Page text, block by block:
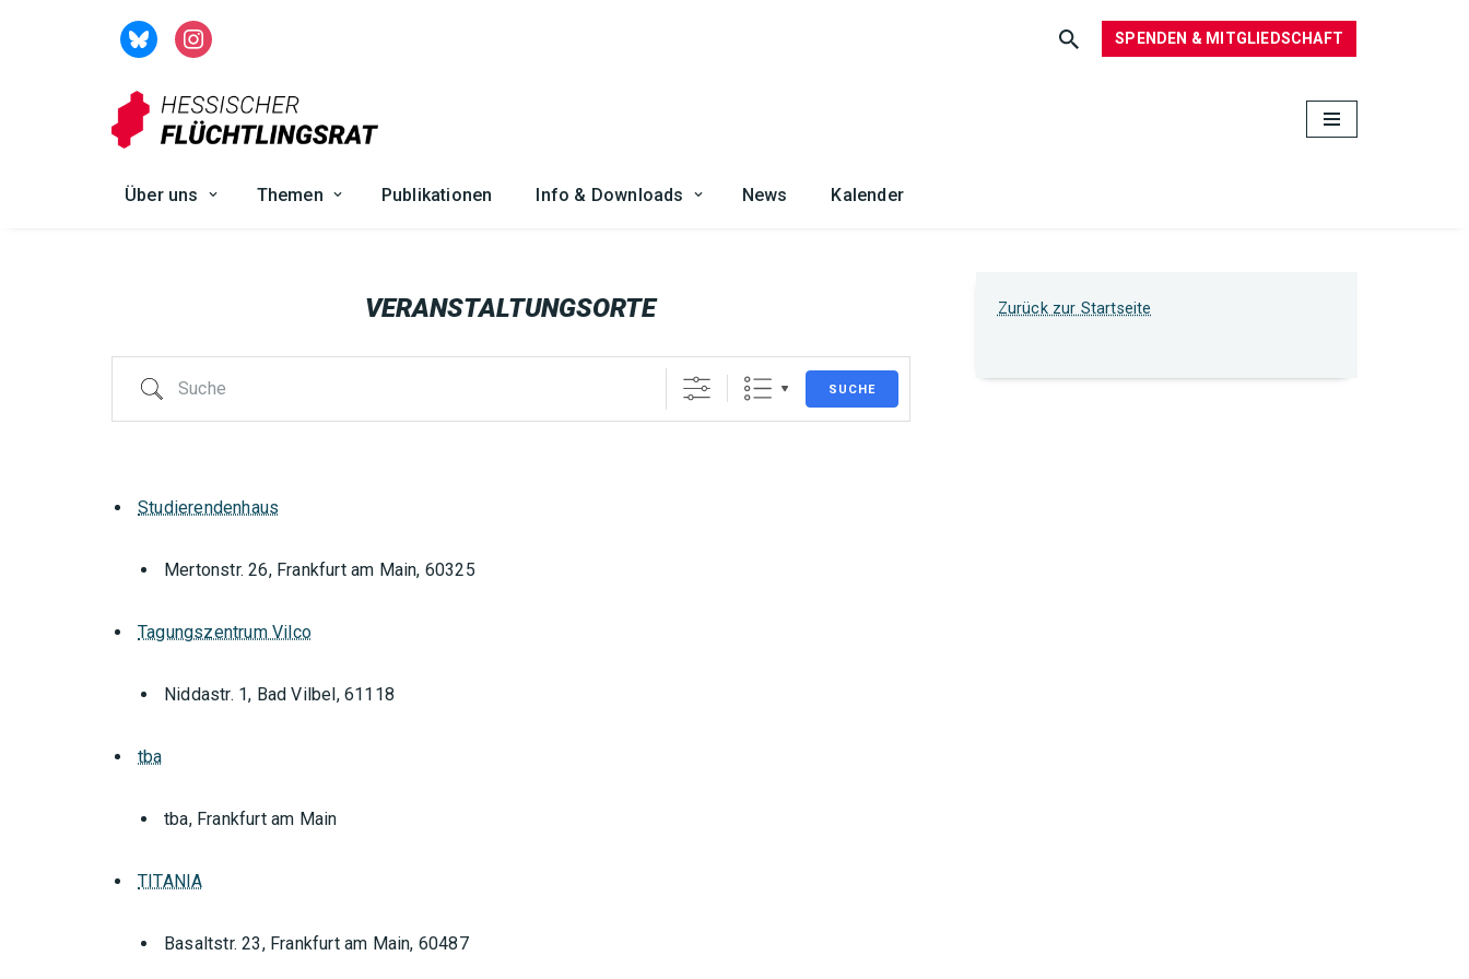
SPENDEN & MITGLIEDSCHAFT
Über uns Themen Publikationen Info & Downloads News Kalender
VERANSTALTUNGSORTE
SUCHE
Studierendenhaus
Mertonstr. 26, Frankfurt am Main, 60325
Tagungszentrum Vilco
Niddastr. 1, Bad Vilbel, 61118
tba
tba, Frankfurt am Main
TITANIA
Basaltstr. 23, Frankfurt am Main, 60487
Zurück zur Startseite